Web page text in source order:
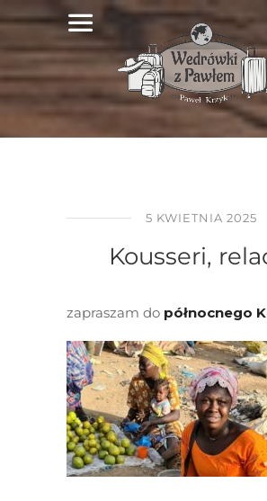
5 KWIETNIA 2025
Kousseri,
zapraszam do północnego